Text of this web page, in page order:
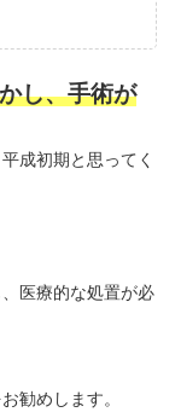
し、手術が
成初期と思ってく
医療的な処置が必
勧めします。